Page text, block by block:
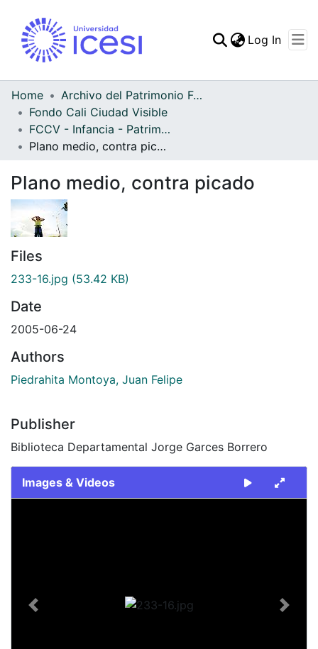
Log In
Home
Archivo del Patrimonio Fotográfico y Fílmico del Valle del Cauca
Fondo Cali Ciudad Visible
FCCV - Infancia - Patrimonial
Plano medio, contra picado
Plano medio, contra picado
Files
233-16.jpg (53.42 KB)
Date
2005-06-24
Authors
Piedrahita Montoya, Juan Felipe
Publisher
Biblioteca Departamental Jorge Garces Borrero
Images & Videos
Previous Next